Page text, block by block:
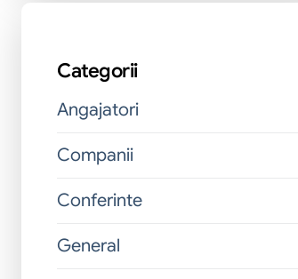
Categorii
Angajatori
Companii
Conferinte
General